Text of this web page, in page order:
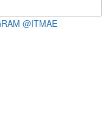
@ITMAE